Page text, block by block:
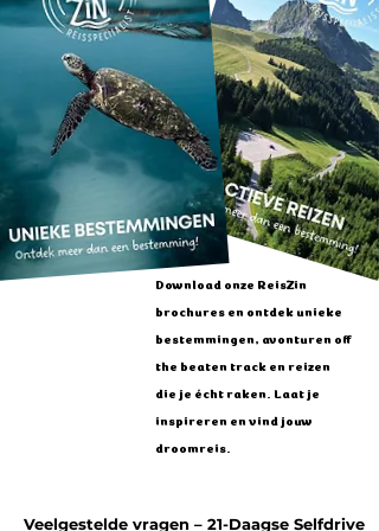
Download onze ReisZin
brochures en ontdek unieke
bestemmingen, avonturen off
the beaten track en reizen
die je écht raken. Laat je
inspireren en vind jouw
droomreis.
Veelgestelde vragen – 21-Daagse Selfdrive
Zorg dus dat je altijd voldoende
pula contant bij je hebt voor
brandstof, parkentree, lokale
winkeltjes en kleinere dorpjes
onderweg.